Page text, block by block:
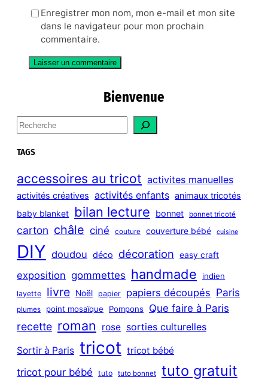
Enregistrer mon nom, mon e-mail et mon site
dans le navigateur pour mon prochain
commentaire.
Bienvenue
S
e
a
c
h
TAGS
accessoires au tricot activites manuelles
activités créatives activités enfants animaux tricotés
baby blanket bilan lecture bonnet bonnet tricoté
carton châle ciné couture couverture bébé cuisine
DIY doudou déco décoration easy craft
exposition gommettes handmade indien
layette livre Noël papier papiers découpés Paris
plumes point mosaïque Pompons Que faire à Paris
recette roman rose sorties culturelles
Sortir à Paris tricot tricot bébé
tricot pour bébé tuto tuto bonnet tuto gratuit